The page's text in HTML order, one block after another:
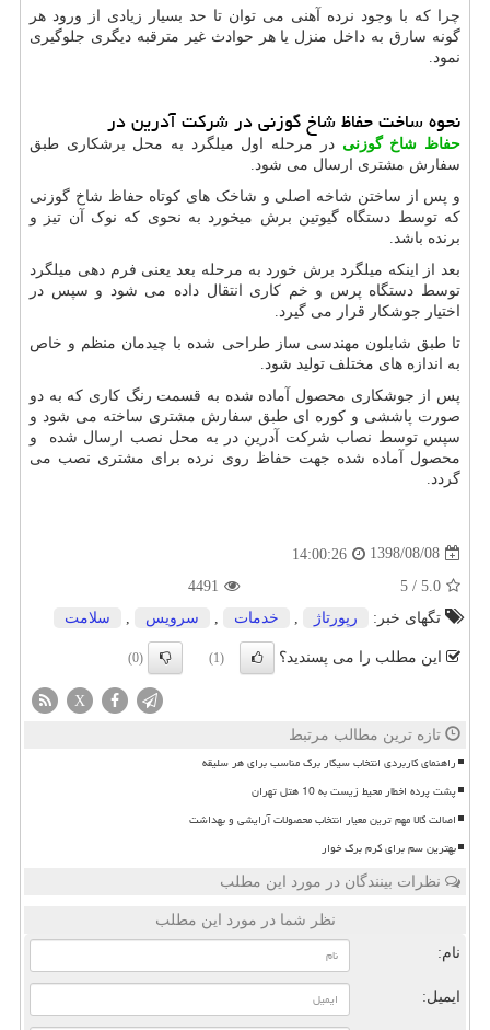
چرا که با وجود نرده آهنی می توان تا حد بسیار زیادی از ورود هر
گونه سارق به داخل منزل یا هر حوادث غیر مترقبه دیگری جلوگیری
نمود.
نحوه ساخت حفاظ شاخ گوزنی در شرکت آدرین در
حفاظ شاخ گوزنی در مرحله اول میلگرد به محل برشکاری طبق
سفارش مشتری ارسال می شود.
و پس از ساختن شاخه اصلی و شاخک های کوتاه حفاظ شاخ گوزنی
که توسط دستگاه گیوتین برش میخورد به نحوی که نوک آن تیز و
برنده باشد.
بعد از اینکه میلگرد برش خورد به مرحله بعد یعنی فرم دهی میلگرد
توسط دستگاه پرس و خم کاری انتقال داده می شود و سپس در
اختیار جوشکار قرار می گیرد.
تا طبق شابلون مهندسی ساز طراحی شده با چیدمان منظم و خاص
به اندازه های مختلف تولید شود.
پس از جوشکاری محصول آماده شده به قسمت رنگ کاری که به دو
صورت پاششی و کوره ای طبق سفارش مشتری ساخته می شود و
سپس توسط نصاب شرکت آدرین در به محل نصب ارسال شده و
محصول آماده شده جهت حفاظ روی نرده برای مشتری نصب می
گردد.
1398/08/08
14:00:26
5.0
/
5
4491
تگهای خبر:
رپورتاژ خدمات سرویس سلامت
این مطلب را می پسندید؟ (1)
(0)
X
تازه ترین مطالب مرتبط
راهنمای کاربردی انتخاب سیگار برگ مناسب برای هر سلیقه
پشت پرده اخطار محیط زیست به 10 هتل تهران
اصالت کالا مهم ترین معیار انتخاب محصولات آرایشی و بهداشت
بهترین سم برای کرم برگ خوار
نظرات بینندگان در مورد این مطلب
نظر شما در مورد این مطلب
نام:
ایمیل: